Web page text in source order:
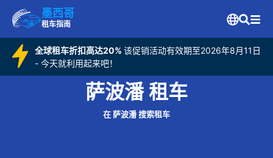
墨西哥
租车指南
全球租车折扣高达20% 该促销活动有效期至2026年8月11日
- 今天就利用起来吧！
萨波潘 租车
在 萨波潘 搜索租车